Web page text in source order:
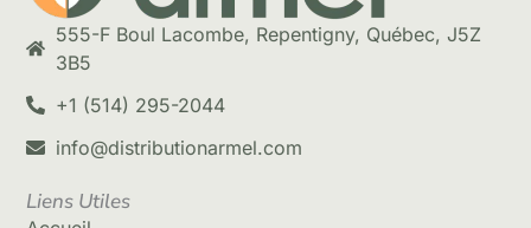
555-F Boul Lacombe, Repentigny, Québec, J5Z
3B5
+1 (514) 295-2044
info@distributionarmel.com
Liens Utiles